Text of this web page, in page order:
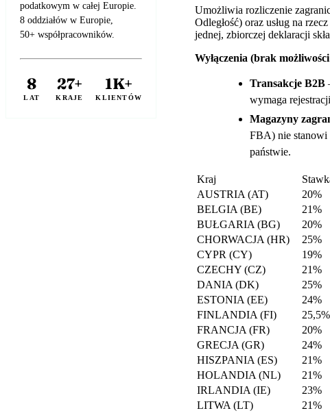
podatkowym w całej Europie.
8 oddziałów w Europie,
50+ współpracowników.
8
LAT
27+
KRAJE
1K+
KLIENTÓW
Umożliwia rozliczenie
Odległość) oraz usług na
jednej, zbiorczej deklaracji
Wyłączenia (brak
Transakcje B2B
wymaga
Magazyny
FBA) nie stanowi
państwie.
Kraj
AUSTRIA (AT)
20%
BELGIA (BE)
21%
BUŁGARIA (BG)
20%
CHORWACJA (HR)
25%
CYPR (CY)
19%
CZECHY (CZ)
21%
DANIA (DK)
25%
ESTONIA (EE)
24%
FINLANDIA (FI)
25,5%
FRANCJA (FR)
20%
GRECJA (GR)
24%
HISZPANIA (ES)
21%
HOLANDIA (NL)
21%
IRLANDIA (IE)
23%
LITWA (LT)
21%